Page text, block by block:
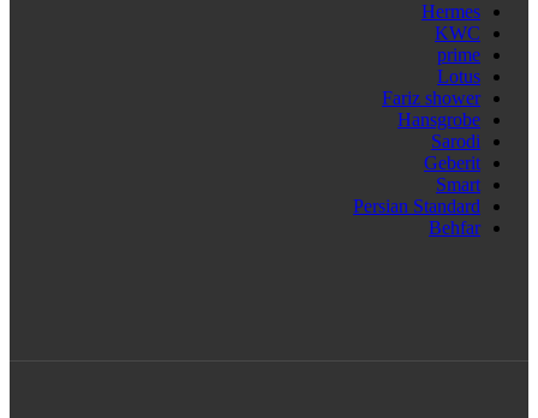
Hermes
KWC
prime
Lotus
Fariz shower
Hansgrobe
Sarodi
Geberit
Smart
Persian Standard
Behfar